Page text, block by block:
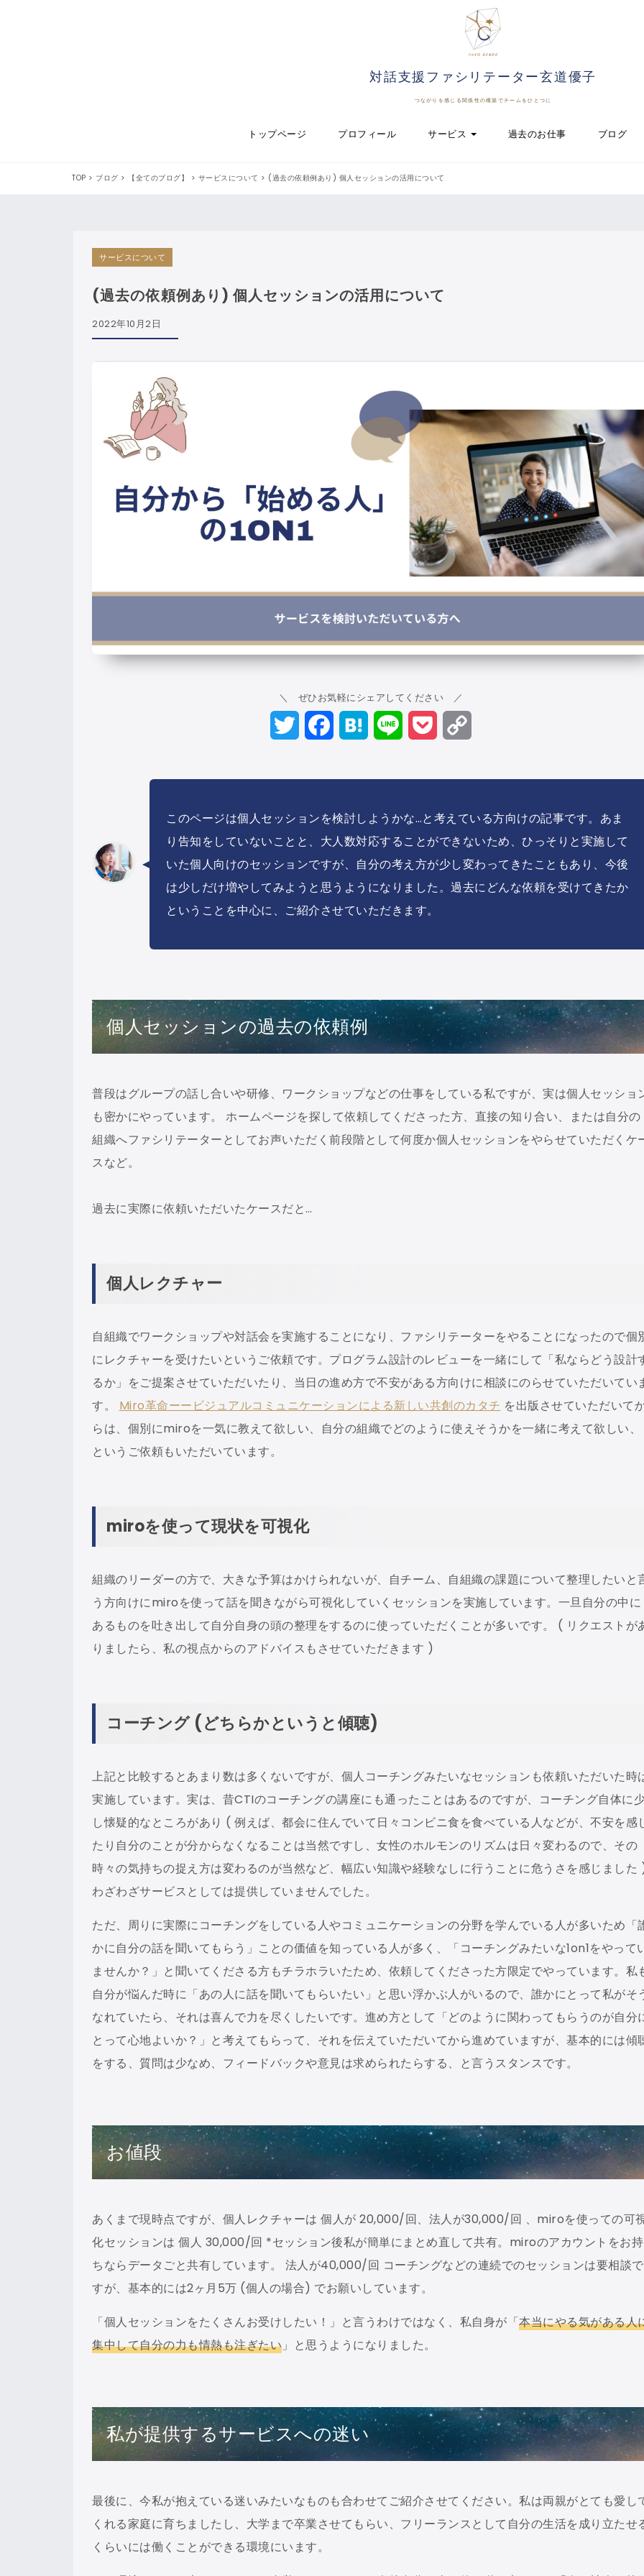
対話支援ファシリテーター玄道優子
つながりを感じる関係性の構築でチームをひとつに
トップページ プロフィール サービス 過去のお仕事 ブログ
TOP > ブログ > 【全てのブログ】 > サービスについて > (過去の依頼例あり) 個人セッションの活用について
サービスについて
(過去の依頼例あり) 個人セッションの活用について
2022年10月2日
＼ ぜひお気軽にシェアしてください ／
Twitter FacebookHatena Line Pocket
このページは個人セッションを検討しようかな…と考えている方向けの記事です。あま
り告知をしていないことと、大人数対応することができないため、ひっそりと実施して
いた個人向けのセッションですが、自分の考え方が少し変わってきたこともあり、今後
は少しだけ増やしてみようと思うようになりました。過去にどんな依頼を受けてきたか
ということを中心に、ご紹介させていただきます。
個人セッションの過去の依頼例
普段はグループの話し合いや研修、ワークショップなどの仕事をしている私ですが、実は個人セッショ
も密かにやっています。 ホームページを探して依頼してくださった方、直接の知り合い、または自分の
組織へファシリテーターとしてお声いただく前段階として何度か個人セッションをやらせていただくケ
スなど。
過去に実際に依頼いただいたケースだと…
個人レクチャー
自組織でワークショップや対話会を実施することになり、ファシリテーターをやることになったので個
にレクチャーを受けたいというご依頼です。プログラム設計のレビューを一緒にして「私ならどう設計
るか」をご提案させていただいたり、当日の進め方で不安がある方向けに相談にのらせていただいてい
す。 Miro革命ーービジュアルコミュニケーションによる新しい共創のカタチ を出版させていただいて
らは、個別にmiroを一気に教えて欲しい、自分の組織でどのように使えそうかを一緒に考えて欲しい、
というご依頼もいただいています。
miroを使って現状を可視化
組織のリーダーの方で、大きな予算はかけられないが、自チーム、自組織の課題について整理したいと
う方向けにmiroを使って話を聞きながら可視化していくセッションを実施しています。一旦自分の中に
あるものを吐き出して自分自身の頭の整理をするのに使っていただくことが多いです。 ( リクエストが
りましたら、私の視点からのアドバイスもさせていただきます )
コーチング (どちらかというと傾聴)
上記と比較するとあまり数は多くないですが、個人コーチングみたいなセッションも依頼いただいた時
実施しています。実は、昔CTIのコーチングの講座にも通ったことはあるのですが、コーチング自体に
し懐疑的なところがあり ( 例えば、都会に住んでいて日々コンビニ食を食べている人などが、不安を感
たり自分のことが分からなくなることは当然ですし、女性のホルモンのリズムは日々変わるので、その
時々の気持ちの捉え方は変わるのが当然など、幅広い知識や経験なしに行うことに危うさを感じました
わざわざサービスとしては提供していませんでした。
ただ、周りに実際にコーチングをしている人やコミュニケーションの分野を学んでいる人が多いため「
かに自分の話を聞いてもらう」ことの価値を知っている人が多く、「コーチングみたいな1on1をやって
ませんか？」と聞いてくださる方もチラホラいたため、依頼してくださった方限定でやっています。私
自分が悩んだ時に「あの人に話を聞いてもらいたい」と思い浮かぶ人がいるので、誰かにとって私がそ
なれていたら、それは喜んで力を尽くしたいです。進め方として「どのように関わってもらうのが自分
とって心地よいか？」と考えてもらって、それを伝えていただいてから進めていますが、基本的には傾
をする、質問は少なめ、フィードバックや意見は求められたらする、と言うスタンスです。
お値段
あくまで現時点ですが、個人レクチャーは 個人が 20,000/回、法人が30,000/回 、miroを使っての可
化セッションは 個人 30,000/回 *セッション後私が簡単にまとめ直して共有。miroのアカウントをお持
ちならデータごと共有しています。 法人が40,000/回 コーチングなどの連続でのセッションは要相談で
すが、基本的には2ヶ月5万 (個人の場合) でお願いしています。
「個人セッションをたくさんお受けしたい！」と言うわけではなく、私自身が「本当にやる気がある人
集中して自分の力も情熱も注ぎたい 」と思うようになりました。
私が提供するサービスへの迷い
最後に、今私が抱えている迷いみたいなものも合わせてご紹介させてください。私は両親がとても愛し
くれる家庭に育ちましたし、大学まで卒業させてもらい、フリーランスとして自分の生活を成り立たせ
くらいには働くことができる環境にいます。